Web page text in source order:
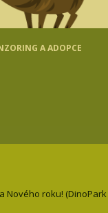
A ADOPCE
Nového roku! (DinoPark